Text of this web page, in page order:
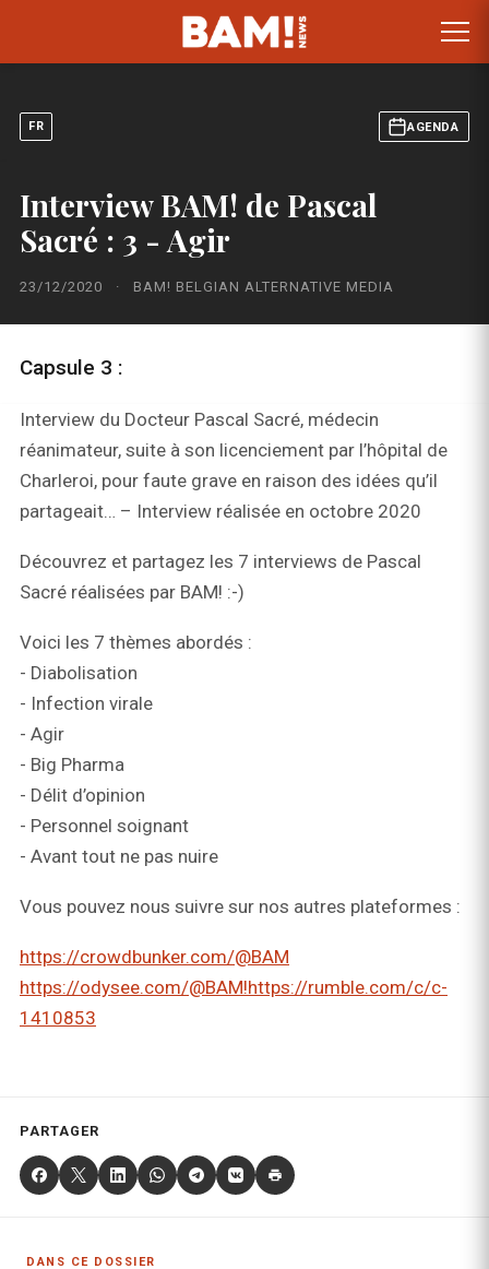
FR AGENDA
Interview BAM! de Pascal
Sacré : 3 - Agir
23/12/2020 · BAM! BELGIAN ALTERNATIVE MEDIA
Capsule 3 :
Interview du Docteur Pascal Sacré, médecin
réanimateur, suite à son licenciement par l’hôpital de
Charleroi, pour faute grave en raison des idées qu’il
partageait… – Interview réalisée en octobre 2020
Découvrez et partagez les 7 interviews de Pascal
Sacré réalisées par BAM! :-)
Voici les 7 thèmes abordés :
- Diabolisation
- Infection virale
- Agir
- Big Pharma
- Délit d’opinion
- Personnel soignant
- Avant tout ne pas nuire
Vous pouvez nous suivre sur nos autres plateformes :
https://crowdbunker.com/@BAM
https://odysee.com/@BAM!https://rumble.com/c/c-
1410853
PARTAGER
DANS CE DOSSIER